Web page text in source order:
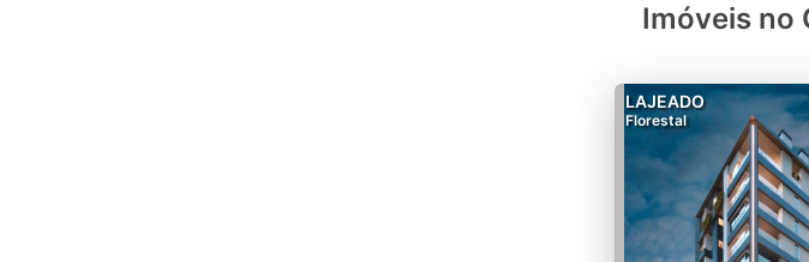
Imóveis no
LAJEADO
Florestal